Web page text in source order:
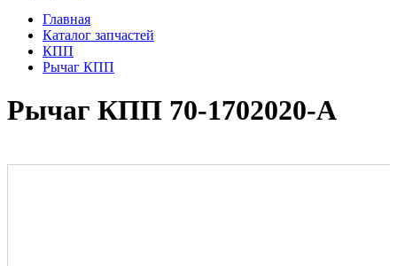
Главная
Каталог запчастей
КПП
Рычаг КПП
Рычаг КПП 70-1702020-А